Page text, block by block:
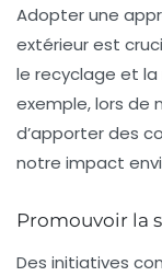
Adopter une
extérieur est
le recyclage et
exemple, lors de
d’apporter des
notre impact
Promouvoir la
Des initiatives